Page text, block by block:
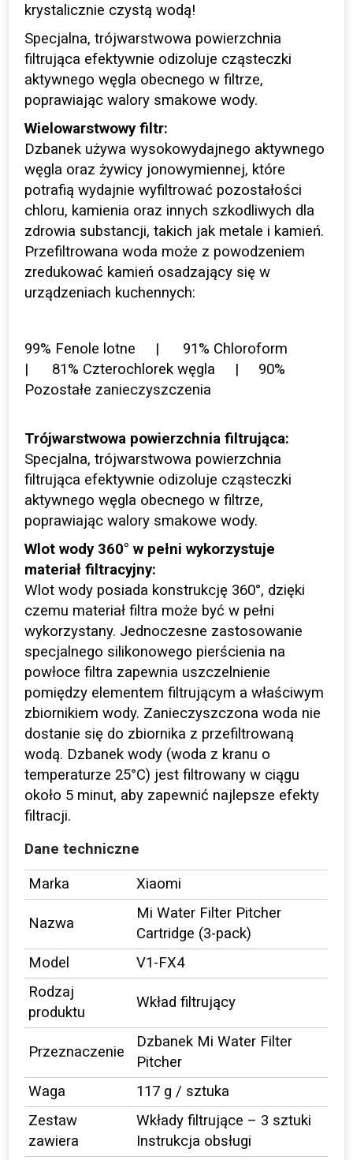
krystalicznie czystą wodą!
Specjalna, trójwarstwowa powierzchnia
filtrująca efektywnie odizoluje cząsteczki
aktywnego węgla obecnego w filtrze,
poprawiając walory smakowe wody.
Wielowarstwowy filtr:
Dzbanek używa wysokowydajnego aktywnego
węgla oraz żywicy jonowymiennej, które
potrafią wydajnie wyfiltrować pozostałości
chloru, kamienia oraz innych szkodliwych dla
zdrowia substancji, takich jak metale i kamień.
Przefiltrowana woda może z powodzeniem
zredukować kamień osadzający się w
urządzeniach kuchennych:
99% Fenole lotne | 91% Chloroform
| 81% Czterochlorek węgla | 90%
Pozostałe zanieczyszczenia
Trójwarstwowa powierzchnia filtrująca:
Specjalna, trójwarstwowa powierzchnia
filtrująca efektywnie odizoluje cząsteczki
aktywnego węgla obecnego w filtrze,
poprawiając walory smakowe wody.
Wlot wody 360° w pełni wykorzystuje
materiał filtracyjny:
Wlot wody posiada konstrukcję 360°, dzięki
czemu materiał filtra może być w pełni
wykorzystany. Jednoczesne zastosowanie
specjalnego silikonowego pierścienia na
powłoce filtra zapewnia uszczelnienie
pomiędzy elementem filtrującym a właściwym
zbiornikiem wody. Zanieczyszczona woda nie
dostanie się do zbiornika z przefiltrowaną
wodą. Dzbanek wody (woda z kranu o
temperaturze 25°C) jest filtrowany w ciągu
około 5 minut, aby zapewnić najlepsze efekty
filtracji.
Dane techniczne
Marka
Xiaomi
Nazwa
Mi Water Filter Pitcher
Cartridge (3-pack)
Model
V1-FX4
Rodzaj
produktu
Wkład filtrujący
Przeznaczenie
Dzbanek Mi Water Filter
Pitcher
Waga
117 g / sztuka
Zestaw
zawiera
Wkłady filtrujące – 3 sztuki
Instrukcja obsługi